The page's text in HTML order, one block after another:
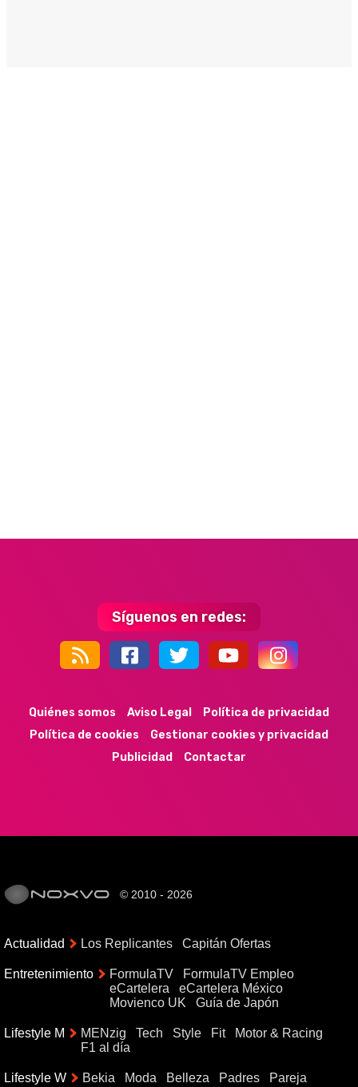
Síguenos en redes:
Quiénes somos Aviso Legal
Política de privacidad
Política de cookies
Gestionar cookies y privacidad
Publicidad
Contactar
© 2010 - 2026
Actualidad Los Replicantes Capitán Ofertas
Entretenimiento FormulaTV
FormulaTV Empleo
eCartelera
eCartelera México
Movienco UK
Guía de Japón
Lifestyle M MENzig Tech Style Fit
Motor & Racing
F1 al día
Lifestyle W Bekia Moda Belleza Padres
Pareja